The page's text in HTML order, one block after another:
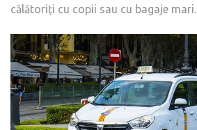
călătoriți cu copii sau cu bagaje mari.